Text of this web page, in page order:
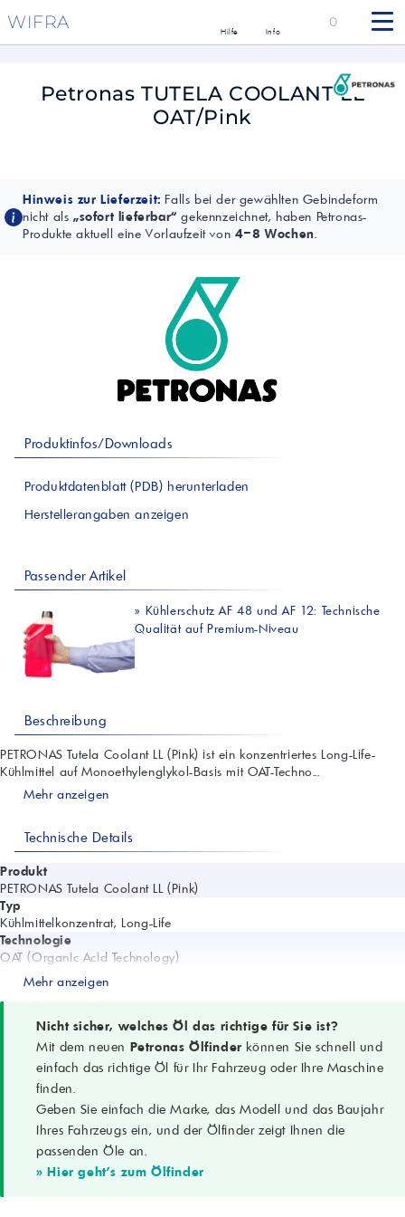
WIFRA Hilfe Info
0
Petronas TUTELA COOLANT LL
OAT/Pink
Hinweis zur Lieferzeit: Falls bei der gewählten Gebindeform
nicht als „sofort lieferbar“ gekennzeichnet, haben Petronas-
Produkte aktuell eine Vorlaufzeit von 4–8 Wochen.
Produktinfos/Downloads
Produktdatenblatt (PDB) herunterladen
Herstellerangaben anzeigen
Passender Artikel
» Kühlerschutz AF 48 und AF 12: Technische
Qualität auf Premium-Niveau
Beschreibung
PETRONAS Tutela Coolant LL (Pink) ist ein konzentriertes Long-Life-
Kühlmittel auf Monoethylenglykol-Basis mit OAT-Techno...
Mehr anzeigen
Technische Details
Produkt
PETRONAS Tutela Coolant LL (Pink)
Typ
Kühlmittelkonzentrat, Long-Life
Technologie
OAT (Organic Acid Technology)
Basis
Monoethylenglykol (MEG)
Frei von
Nitrit, Borat, Phosphat, Silikat, Aminen
Dichte (15 °C)
1,123 g/cm³ (ASTM D1122)
pH (50 % in DI-Wasser)
8,5 (ASTM D1287)
Reservealkalinität
14,5 ml (ASTM D1121)
Siedepunkt (Konzentrat)
>160 °C (ASTM D1120)
Mehr anzeigen
Nicht sicher, welches Öl das richtige für Sie ist?
Mit dem neuen Petronas Ölfinder können Sie schnell und
einfach das richtige Öl für Ihr Fahrzeug oder Ihre Maschine
finden.
Geben Sie einfach die Marke, das Modell und das Baujahr
Ihres Fahrzeugs ein, und der Ölfinder zeigt Ihnen die
passenden Öle an.
» Hier geht's zum Ölfinder